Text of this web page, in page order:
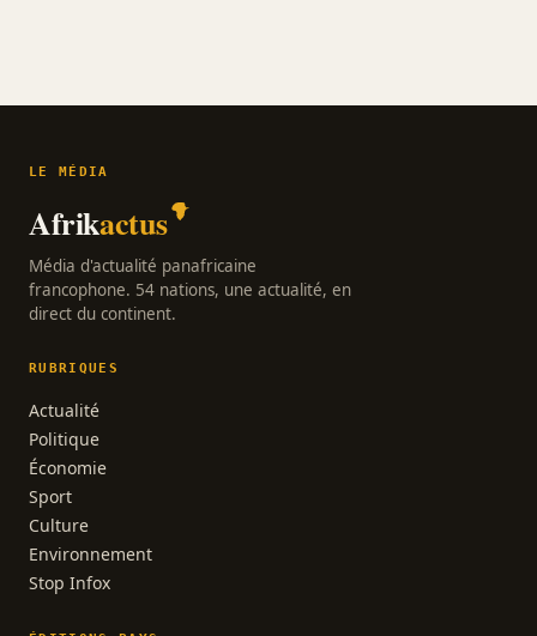
LE MÉDIA
Afrikactus
Média d'actualité panafricaine
francophone. 54 nations, une actualité, en
direct du continent.
RUBRIQUES
Actualité
Politique
Économie
Sport
Culture
Environnement
Stop Infox